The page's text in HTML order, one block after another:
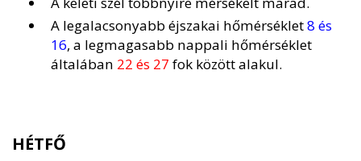
A legalacsonyabb éjszakai hőmérséklet8 és
16, a legmagasabb nappali hőmérséklet
általában 22 és 27 fok között alakul.
HÉTFŐ